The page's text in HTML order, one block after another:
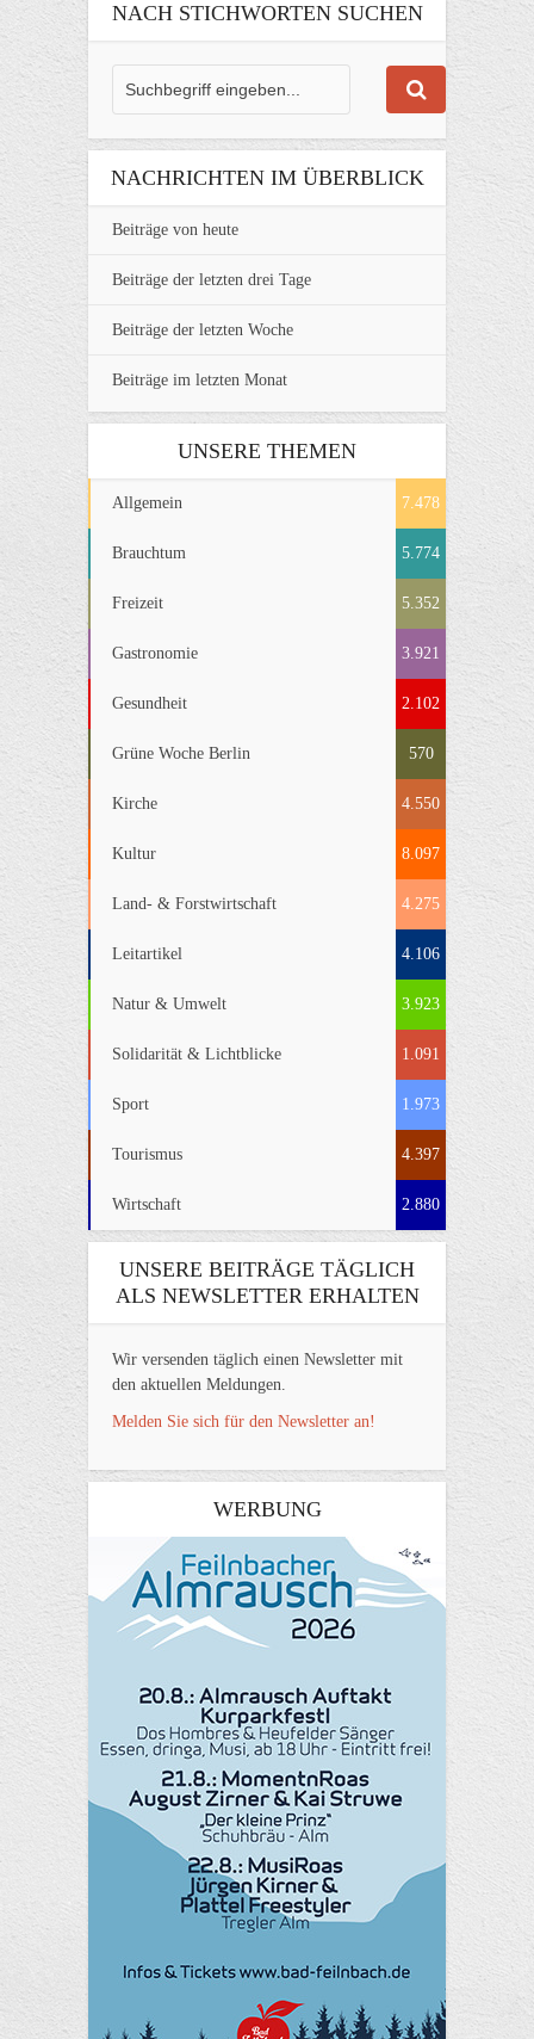
NACH STICHWORTEN SUCHEN
NACHRICHTEN IM ÜBERBLICK
Beiträge von heute
Beiträge der letzten drei Tage
Beiträge der letzten Woche
Beiträge im letzten Monat
UNSERE THEMEN
Allgemein 7.478
Brauchtum 5.774
Freizeit 5.352
Gastronomie 3.921
Gesundheit 2.102
Grüne Woche Berlin 570
Kirche 4.550
Kultur 8.097
Land- & Forstwirtschaft 4.275
Leitartikel 4.106
Natur & Umwelt 3.923
Solidarität & Lichtblicke 1.091
Sport 1.973
Tourismus 4.397
Wirtschaft 2.880
UNSERE BEITRÄGE TÄGLICH
ALS NEWSLETTER ERHALTEN
Wir versenden täglich einen Newsletter mit
den aktuellen Meldungen.
Melden Sie sich für den Newsletter an!
WERBUNG